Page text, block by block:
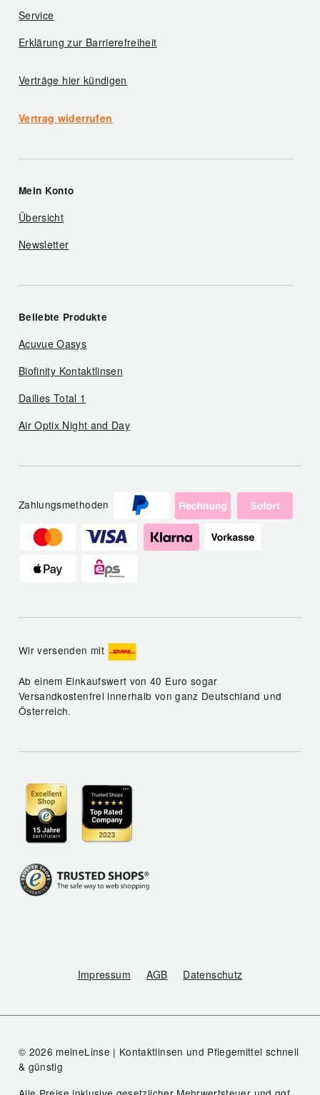
Service
Erklärung zur Barrierefreiheit
Verträge hier kündigen
Vertrag widerrufen
Mein Konto
Übersicht
Newsletter
Beliebte Produkte
Acuvue Oasys
Biofinity Kontaktlinsen
Dailies Total 1
Air Optix Night and Day
Zahlungsmethoden
Wir versenden mit
Ab einem Einkaufswert von 40 Euro sogar
Versandkostenfrei innerhalb von ganz Deutschland und
Österreich.
Impressum AGB Datenschutz
© 2026 meineLinse | Kontaktlinsen und Pflegemittel schnell
& günstig